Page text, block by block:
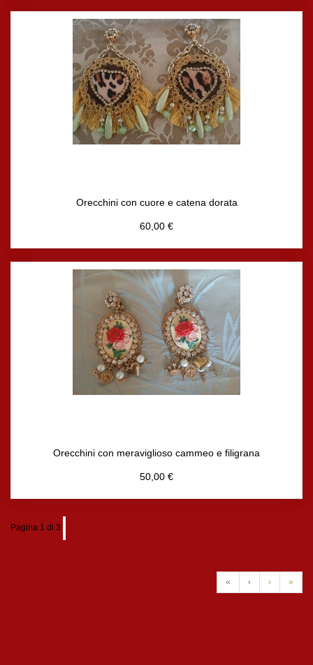
Orecchini con cuore e catena dorata
60,00 €
Orecchini con meraviglioso cammeo e filigrana
50,00 €
Pagina 1 di 3
« ‹ › »